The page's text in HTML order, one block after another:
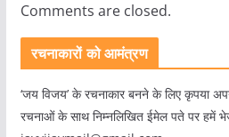
Comments are closed.
रचनाकारों को आमंत्रण
‘जय विजय’ के रचनाकार बनने के लिए कृपया
रचनाओं के साथ निम्नलिखित ईमेल पते पर हमें